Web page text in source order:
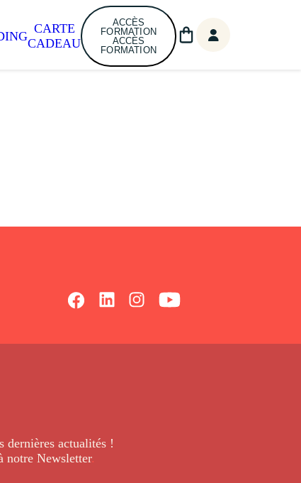
CARTE
CADEAU
ACCÈS
FORMATION
ACCÈS
FORMATION
dernièresactualités !
notre Newsletter.